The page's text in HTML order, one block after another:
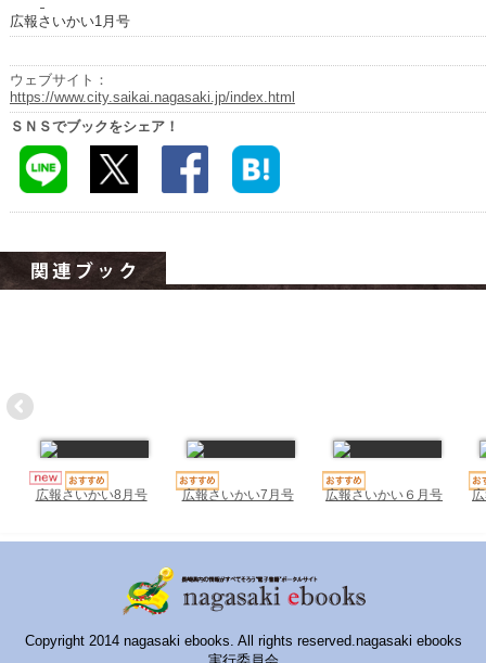
広報さいかい1月号
ウェブサイト：
https://www.city.saikai.nagasaki.jp/index.html
ＳＮＳでブックをシェア！
広報さいかい8月号 広報さいかい7月号 広報さいかい６月号
Copyright 2014 nagasaki ebooks. All rights reserved.nagasaki ebooks
明治日本の産業革命遺産
長崎と天草地方の潜伏キリシタン
関連遺産
大学・専門学校ナビ
ハイスクールナビ
いきebooks
みなみしまばらebooks
はさみebooks
ながさき市ebooks
さいかいイーブックス